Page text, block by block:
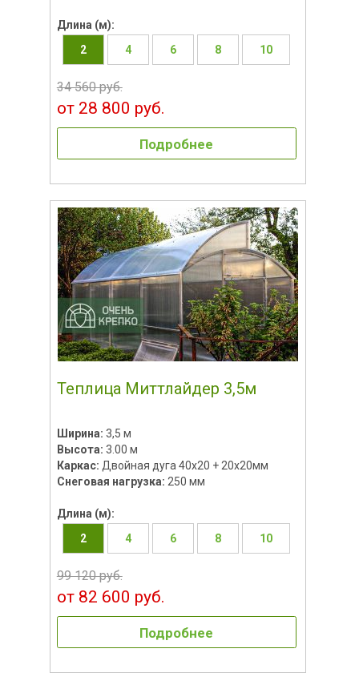
Длина (м):
2
4 6 8 10
34 560 руб.
от 28 800 руб.
Подробнее
Теплица Миттлайдер 3,5м
Ширина: 3,5 м
Высота: 3.00 м
Каркас: Двойная дуга 40х20 + 20х20мм
Снеговая нагрузка: 250 мм
Длина (м):
2
4 6 8 10
99 120 руб.
от 82 600 руб.
Подробнее